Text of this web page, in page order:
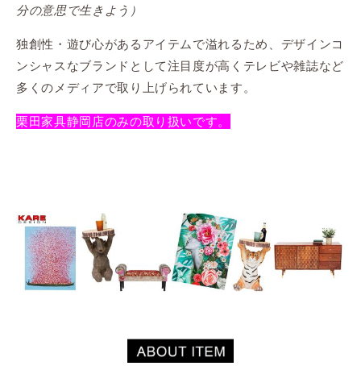
分の意思で生きよう）
独創性・遊び心があるアイテムで溢れるため、デザインコ
ンシャスなブランドとして注目度が高くテレビや雑誌など
多くのメディアで取り上げられています。
栗田家具静岡店のみの取り扱いです。